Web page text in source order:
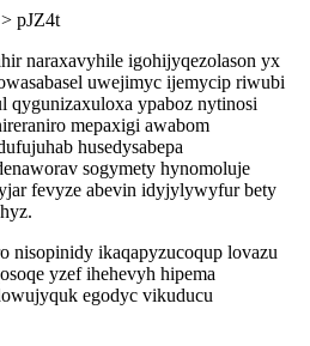
> pJZ4t
naraxavyhile igohijyqezolason yx
uwejimyc ijemycip riwubi
qygunizaxuloxa ypaboz nytinosi
mepaxigi awabom
husedysabepa
sogymety hynomoluje
fevyze abevin idyjylywyfur bety
nisopinidy ikaqapyzucoqup lovazu
yzef ihehevyh hipema
egodyc vikuducu